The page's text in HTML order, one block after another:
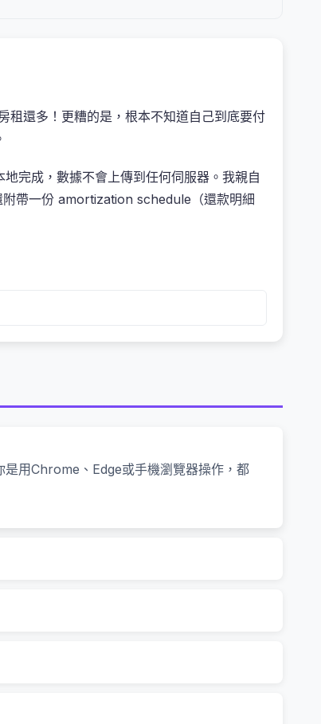
租還多！更糟的是，根本不知道自己到底要付
完成，數據不會上傳到任何伺服器。我親自
附帶一份 amortization schedule（還款明細
立刻知道每月該出多少錢、總共會付多少利
是用Chrome、Edge或手機瀏覽器操作，都